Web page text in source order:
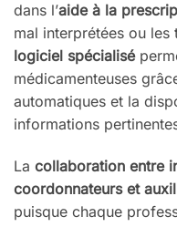
dans l’aide à la
mal interprétées ou les
logiciel spécialisé
médicamenteuses
automatiques et la
informations
La collaboration entre
coordonnateurs et
puisque chaque